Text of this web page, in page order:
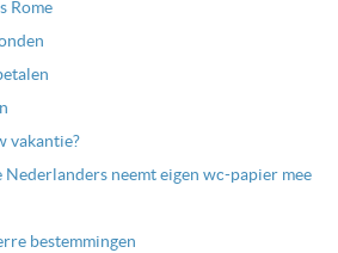
Rome
vakantie?
Nederlanders neemt eigen wc-papier mee
bestemmingen